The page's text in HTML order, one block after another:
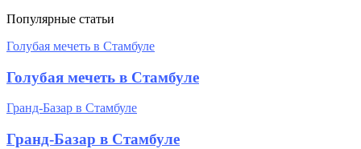
Популярные статьи
Голубая мечеть в Стамбуле
Голубая мечеть в Стамбуле
Гранд-Базар в Стамбуле
Гранд-Базар в Стамбуле